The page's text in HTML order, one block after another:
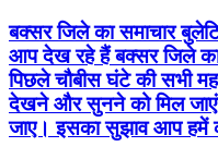
बक्सर जिले का समाचार
आप देख रहे हैं बक्सर जिले
पिछले चौबीस घंटे की सभी
देखने और सुनने को मिल
जाए। इसका सुझाव आप